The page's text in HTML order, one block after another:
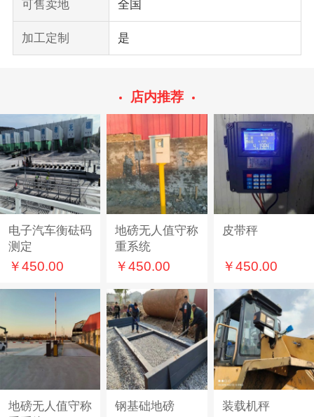
可售卖地 全国
加工定制 是
店内推荐
电子汽车衡砝码
测定
￥450.00
地磅无人值守称
重系统
￥450.00
皮带秤
￥450.00
地磅无人值守称
钢基础地磅 装载机秤